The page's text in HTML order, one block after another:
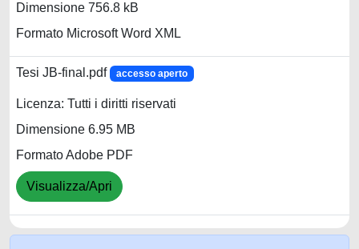
Dimensione 756.8 kB
Formato Microsoft Word XML
Tesi JB-final.pdf accesso aperto
Licenza: Tutti i diritti riservati
Dimensione 6.95 MB
Formato Adobe PDF
Visualizza/Apri